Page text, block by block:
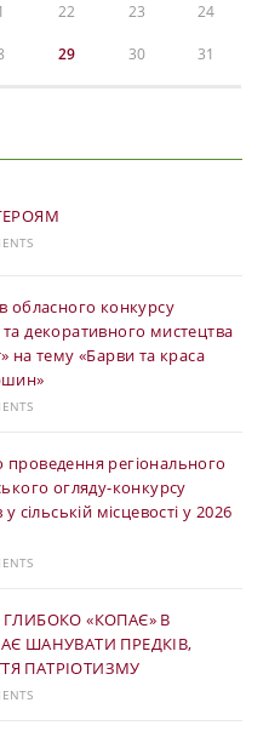
22 23 24
29 30 31
обласного конкурсу
декоративного мистецтва
на тему «Барви та краса
регіонального
огляду-конкурсу
сільській місцевості у 2026
«КОПАЄ» В
ШАНУВАТИ ПРЕДКІВ,
ПАТРІОТИЗМУ